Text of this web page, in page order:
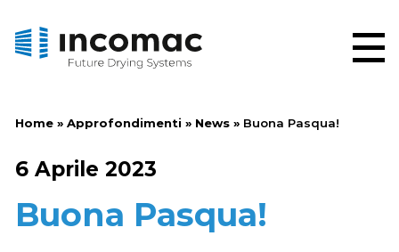
Home» Approfondimenti » News» Buona Pasqua!
6 Aprile 2023
Buona Pasqua!